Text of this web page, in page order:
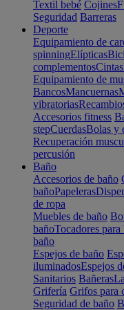
Textil bebé Cojines
Seguridad Barreras
Deporte
Equipamiento de
spinningElípticas
complementosCintas
Equipamiento de
BancosMancuernas
vibratorias
Accesorios fitness
stepCuerdasBolas y
Recuperación
percusión
Baño
Accesorios de baño
bañoPapeleras
de ropa
Muebles de baño
bañoTocadores para
baño
Espejos de baño
iluminadosEspejos
Sanitarios Bañeras
Grifería Grifos para
Seguridad de baño